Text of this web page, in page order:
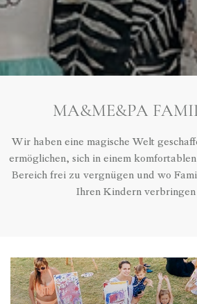
MA&ME&PA
Wir haben eine magische Welt
ermöglichen, sich in einem
Bereich frei zu vergnügen und wo
Ihren Kindern verbringen